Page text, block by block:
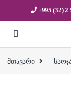
+995 (32) 2
მთავარი